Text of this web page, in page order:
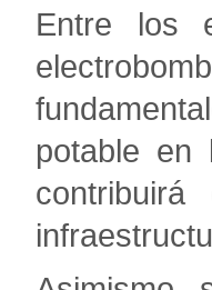
Entre los
potable en